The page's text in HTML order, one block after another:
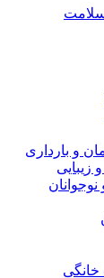
سلامت
و بارداری
زیبایی
خانگی